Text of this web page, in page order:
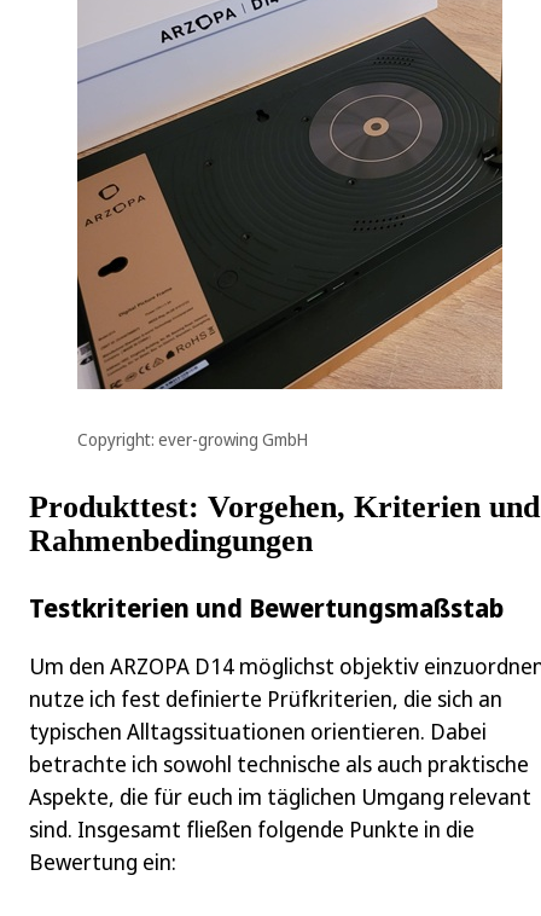
Copyright: ever-growing GmbH
Produkttest: Vorgehen, Kriterien und
Rahmenbedingungen
Testkriterien und Bewertungsmaßstab
Um den ARZOPA D14 möglichst objektiv
nutze ich fest definierte Prüfkriterien, die sich an
typischen Alltagssituationen orientieren. Dabei
betrachte ich sowohl technische als auch praktische
Aspekte, die für euch im täglichen Umgang relevant
sind. Insgesamt fließen folgende Punkte in die
Bewertung ein: